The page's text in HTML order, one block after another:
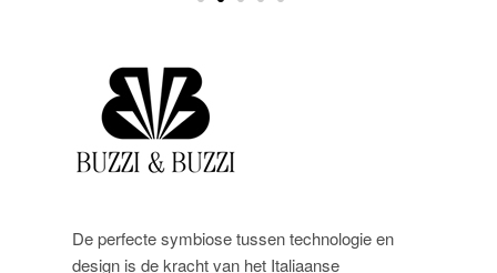
De perfecte symbiose tussen technologie en
design is de kracht van het Italiaanse